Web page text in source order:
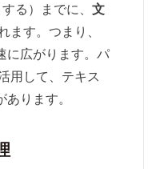
る）までに、 文
す。つまり、
に広がります。パ
用して、テキス
ります。